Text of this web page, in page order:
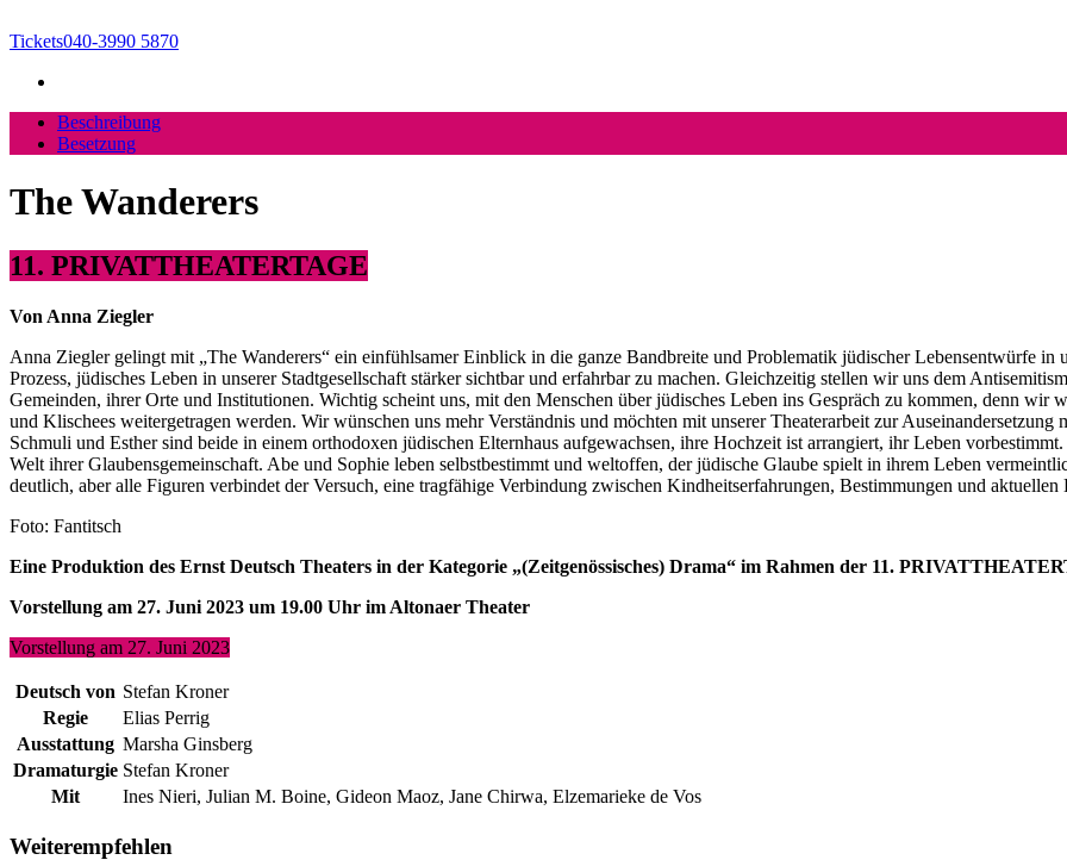
Tickets040-3990 5870
Beschreibung
Besetzung
The Wanderers
11. PRIVATTHEATERTAGE
Von Anna Ziegler
Anna Ziegler gelingt mit „The Wanderers“ ein einfühlsamer Einblick in die ganze Bandbreite und Problematik jüdischer Lebensentwürfe
Prozess, jüdisches Leben in unserer Stadtgesellschaft stärker sichtbar und erfahrbar zu machen. Gleichzeitig stellen wir uns dem
Gemeinden, ihrer Orte und Institutionen. Wichtig scheint uns, mit den Menschen über jüdisches Leben ins Gespräch zu kommen, denn wir
und Klischees weitergetragen werden. Wir wünschen uns mehr Verständnis und möchten mit unserer Theaterarbeit zur Auseinandersetzung
Schmuli und Esther sind beide in einem orthodoxen jüdischen Elternhaus aufgewachsen, ihre Hochzeit ist arrangiert, ihr Leben
Welt ihrer Glaubensgemeinschaft. Abe und Sophie leben selbstbestimmt und weltoffen, der jüdische Glaube spielt in ihrem Leben
deutlich, aber alle Figuren verbindet der Versuch, eine tragfähige Verbindung zwischen Kindheitserfahrungen, Bestimmungen und aktuellen
Foto: Fantitsch
Eine Produktion des Ernst Deutsch Theaters in der Kategorie „(Zeitgenössisches) Drama“ im Rahmen der 11.
Vorstellung am 27. Juni 2023 um 19.00 Uhr im Altonaer Theater
Vorstellung am 27. Juni 2023
Deutsch von Stefan Kroner
Regie
Elias Perrig
Ausstattung Marsha Ginsberg
Dramaturgie Stefan Kroner
Mit
Ines Nieri, Julian M. Boine, Gideon Maoz, Jane Chirwa, Elzemarieke de Vos
Weiterempfehlen